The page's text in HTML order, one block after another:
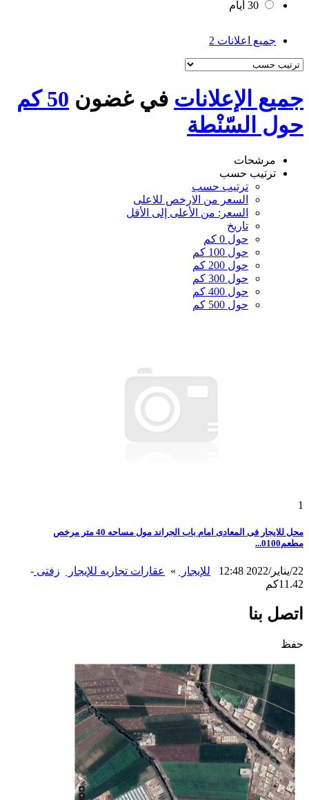
30 أيام
جميع اعلانات 2
جميع الإعلانات في غضون
50 كم
حول السّنْطة
مرشحات
ترتيب حسب
ترتيب حسب
السعر من الارخص للاعلى
السعر: من الأعلى إلى الأقل
تاريخ
حول 0 كم
حول 100 كم
حول 200 كم
حول 300 كم
حول 400 كم
حول 500 كم
1
محل للايجار فى المعادى امام باب الجراند مول مساحه 40 متر مرخص
مطعم0100...
22/يناير/2022 12:48 للإيجار » عقارات تجاريه للإيجار زفتى -
11.42كم
اتصل بنا
حفظ